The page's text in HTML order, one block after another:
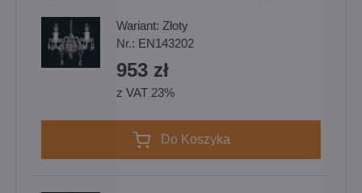
Wariant: Złoty
Nr.: EN143202
953 zł
z VAT 23%
Do Koszyka